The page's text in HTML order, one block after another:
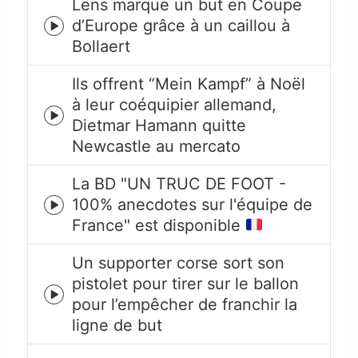
Episode
play
icon
Lens marque un but en Coupe
d’Europe grâce à un caillou à
Bollaert
Episode
play
icon
Ils offrent “Mein Kampf” à Noël
à leur coéquipier allemand,
Dietmar Hamann quitte
Newcastle au mercato
Episode
play
icon
La BD "UN TRUC DE FOOT -
100% anecdotes sur l'équipe de
France" est disponible
Episode
play
icon
Un supporter corse sort son
pistolet pour tirer sur le ballon
pour l’empêcher de franchir la
ligne de but